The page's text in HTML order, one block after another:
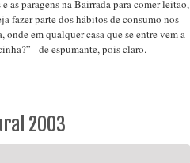
as paragens na Bairrada para comer leitão,
fazer parte dos hábitos de consumo nos
em qualquer casa que se entre vem a
- de espumante, pois claro.
2003